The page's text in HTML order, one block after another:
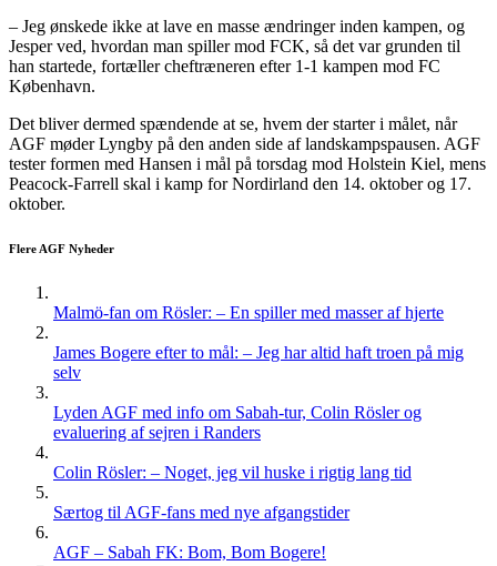
– Jeg ønskede ikke at lave en masse ændringer inden kampen, og
Jesper ved, hvordan man spiller mod FCK, så det var grunden til
han startede, fortæller cheftræneren efter 1-1 kampen mod FC
København.
Det bliver dermed spændende at se, hvem der starter i målet, når
AGF møder Lyngby på den anden side af landskampspausen. AGF
tester formen med Hansen i mål på torsdag mod Holstein Kiel, mens
Peacock-Farrell skal i kamp for Nordirland den 14. oktober og 17.
oktober.
Flere AGF Nyheder
Malmö-fan om Rösler: – En spiller med masser af hjerte
James Bogere efter to mål: – Jeg har altid haft troen på mig
selv
Lyden AGF med info om Sabah-tur, Colin Rösler og
evaluering af sejren i Randers
Colin Rösler: – Noget, jeg vil huske i rigtig lang tid
Særtog til AGF-fans med nye afgangstider
AGF – Sabah FK: Bom, Bom Bogere!